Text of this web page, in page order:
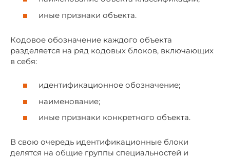
иные признаки объекта.
Кодовое обозначение каждого объекта
разделяется на ряд кодовых блоков, включающих
в себя:
идентификационное обозначение;
наименование;
иные признаки конкретного объекта.
В свою очередь идентификационные блоки
делятся на общие группы специальностей и